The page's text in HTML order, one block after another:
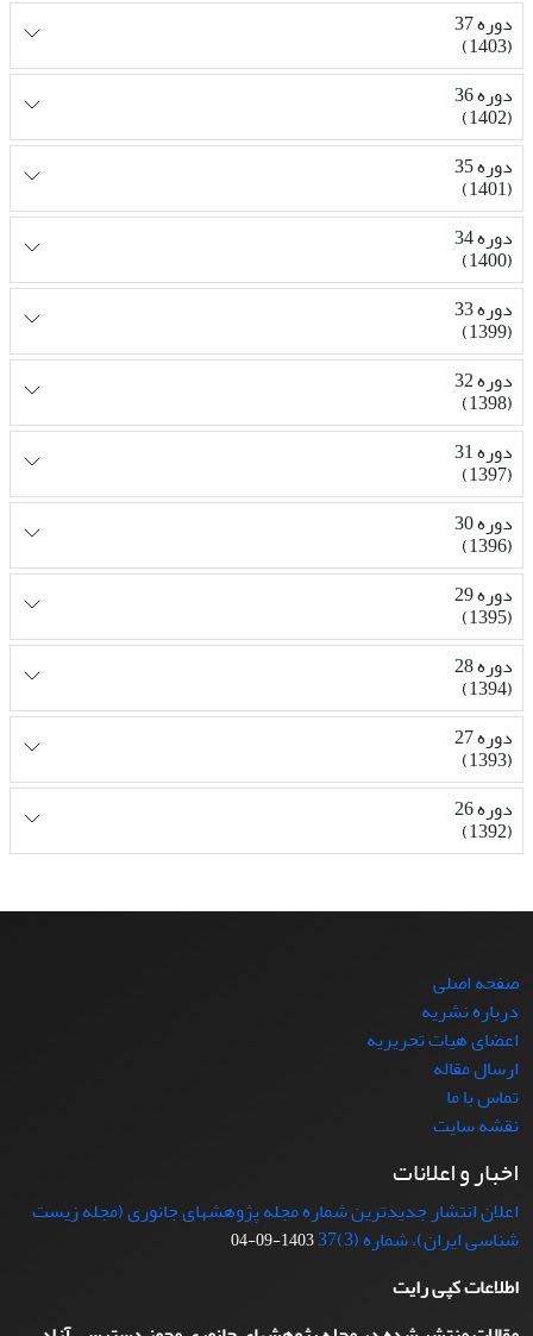
دوره 37
(1403)
دوره 36
(1402)
دوره 35
(1401)
دوره 34
(1400)
دوره 33
(1399)
دوره 32
(1398)
دوره 31
(1397)
دوره 30
(1396)
دوره 29
(1395)
دوره 28
(1394)
دوره 27
(1393)
دوره 26
(1392)
صفحه اصلی
درباره نشریه
اعضای هیات تحریریه
ارسال مقاله
تماس با ما
نقشه سایت
اخبار و اعلانات
اعلان انتشار جدیدترین شماره مجله پژوهشهای جانوری (مجله زیست
شناسی ایران)، شماره (3)37
1403-09-04
اطلاعات کپی رایت